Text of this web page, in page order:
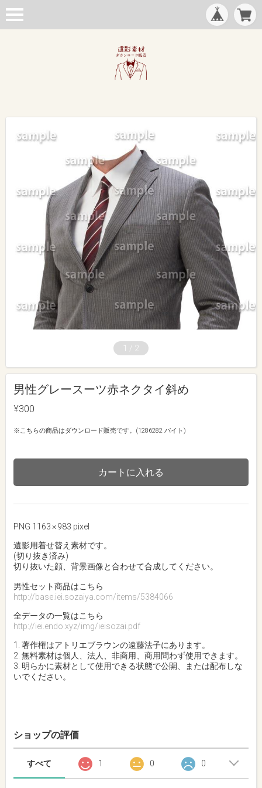
1 / 2
男性グレースーツ赤ネクタイ斜め
¥300
※こちらの商品はダウンロード販売です。(1286282 バイト)
カートに入れる
PNG 1163 × 983 pixel
遺影用着せ替え素材です。
(切り抜き済み)
切り抜いた顔、背景画像と合わせて合成してください。
男性セット商品はこちら
http://base.iei.sozaiya.com/items/5384066
全データの一覧はこちら
http://iei.endo.xyz/img/ieisozai.pdf
1. 著作権はアトリエブラウンの遠藤法子にあります。
2. 無料素材は個人、法人、非商用、商用問わず使用できます。
3. 明らかに素材として使用できる状態で公開、または配布しな
いでください。
ショップの評価
すべて 1 0 0